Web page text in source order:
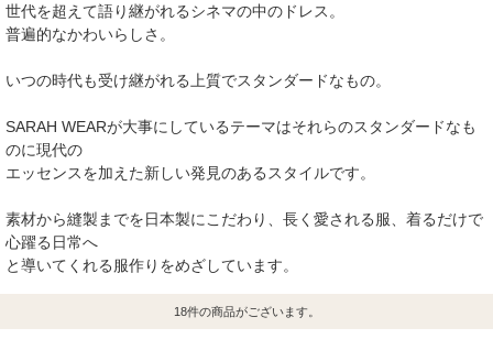
世代を超えて語り継がれるシネマの中のドレス。
普遍的なかわいらしさ。
いつの時代も受け継がれる上質でスタンダードなもの。
SARAH WEARが大事にしているテーマはそれらのスタンダードなも
のに現代の
エッセンスを加えた新しい発見のあるスタイルです。
素材から縫製までを日本製にこだわり、長く愛される服、着るだけで
心躍る日常へ
と導いてくれる服作りをめざしています。
18件の商品がございます。